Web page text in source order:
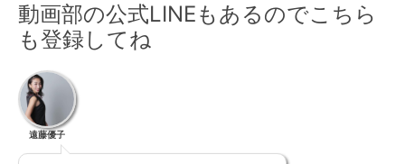
動画部の公式LINEもあるのでこちら
も登録してね
遠藤優子